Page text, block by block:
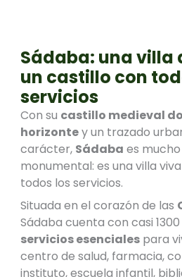
Sádaba: una villa
un castillo con
servicios
Con su castillo medieval
horizontey un trazado
carácter, Sádaba es
monumental: es una villa
todos los servicios.
Situada en el corazón de las
Sádaba cuenta con casi
servicios esenciales para
centro de salud, farmacia,
instituto, escuela infantil,